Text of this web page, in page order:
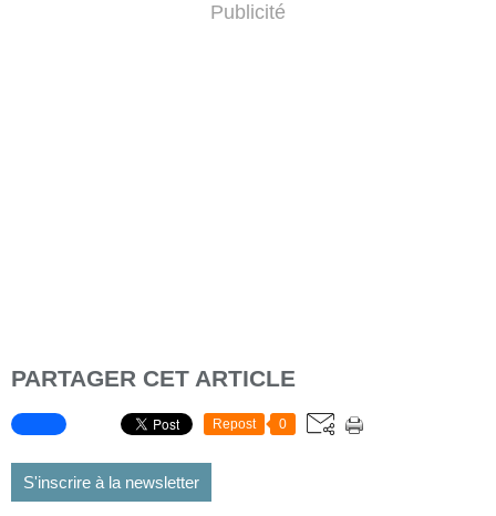
Publicité
PARTAGER CET ARTICLE
Repost 0
S'inscrire à la newsletter